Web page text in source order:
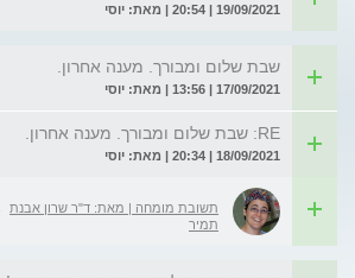
19/09/2021 | 20:54 | מאת: יוסי
שבת שלום ומבורך. מענה אחרון.
17/09/2021 | 13:56 | מאת: יוסי
RE: שבת שלום ומבורך. מענה אחרון.
18/09/2021 | 20:34 | מאת: יוסי
תשובת מומחה | מאת: ד"ר שרון אבנת
תמיר